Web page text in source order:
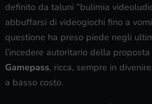
definito da taluni “bulimia
abbuffarsi di videogiochi fino a
questione ha preso piede negli
l’incedere autoritario della
Gamepass, ricca, sempre in
a basso costo.